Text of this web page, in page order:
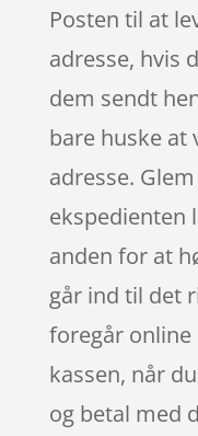
Posten til at
adresse, hvis
dem sendt
bare huske at
adresse.
ekspedienten
anden for at
går ind til det
foregår online
kassen, når
og betal med